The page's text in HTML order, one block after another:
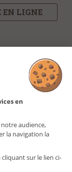
en
audience,
la navigation la
sur le lien ci-
EN LIGNE